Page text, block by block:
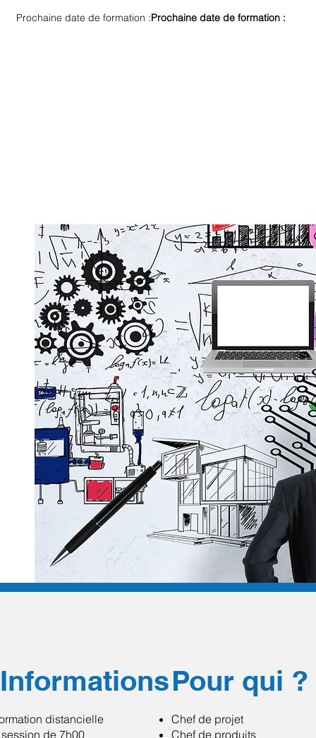
Prochaine date de formation :Prochaine date de formation :
Informations
distancielle
de 7h00
Pour qui ?
Chef de projet
Chef de produits